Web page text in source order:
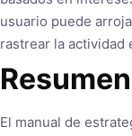
usuario puede
rastrear la actividad
Resumen
El manual de